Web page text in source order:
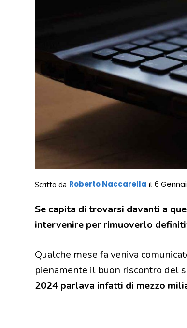
Scritto da Roberto Naccarella il 6
Se capita di trovarsi davanti a
intervenire per rimuoverlo
Qualche mese fa veniva
pienamente il buon riscontro del
2024 parlava infatti di mezzo